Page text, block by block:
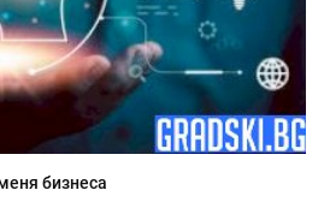
бизнеса